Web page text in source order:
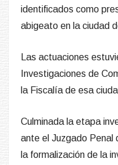
identificados como
abigeato en la ciudad
Las actuaciones
Investigaciones de
la Fiscalía de esa
Culminada la etapa
ante el Juzgado Penal
la formalización de la